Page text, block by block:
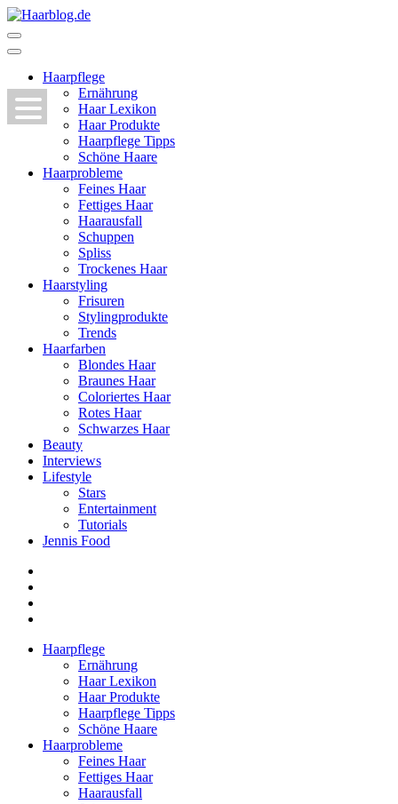
Zum
Inhalt
springen
drücken)Haarpflege
Ernährung
Haar Lexikon
Haar Produkte
Haarpflege Tipps
Schöne Haare
Haarprobleme
Feines Haar
Fettiges Haar
Haarausfall
Schuppen
Spliss
Trockenes Haar
Haarstyling
Frisuren
Stylingprodukte
Trends
Haarfarben
Blondes Haar
Braunes Haar
Coloriertes Haar
Rotes Haar
Schwarzes Haar
Beauty
Interviews
Lifestyle
Stars
Entertainment
Tutorials
Jennis Food
Haarpflege
Ernährung
Haar Lexikon
Haar Produkte
Haarpflege Tipps
Schöne Haare
Haarprobleme
Feines Haar
Fettiges Haar
Haarausfall